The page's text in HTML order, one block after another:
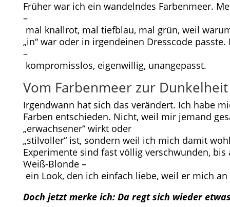
Früher war ich ein wandelndes Farbenmeer.
–
mal knallrot, mal tiefblau, mal grün, weil
„in“ war oder in irgendeinen Dresscode passte.
–
kompromisslos, eigenwillig, unangepasst.
Vom Farbenmeer zur Dunkelheit
Irgendwann hat sich das verändert. Ich habe
Farben entschieden. Nicht, weil mir jemand
„erwachsener“ wirkt oder
„stilvoller“ ist, sondern weil ich mich damit
Experimente sind fast völlig verschwunden,
Weiß-Blonde –
ein Look, den ich einfach liebe, weil er mich
Doch jetzt merke ich: Da regt sich wieder